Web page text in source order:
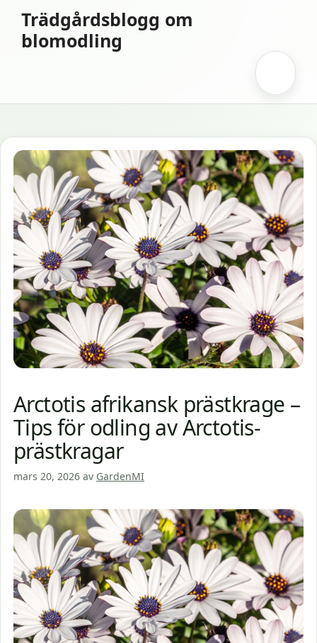
innehåll
Trädgårdsblogg om
blomodling
Arctotis afrikansk prästkrage –
Tips för odling av Arctotis-
prästkragar
mars 20, 2026 av GardenMI